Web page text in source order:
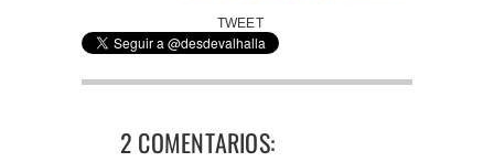
TWEET
2 COMENTARIOS: